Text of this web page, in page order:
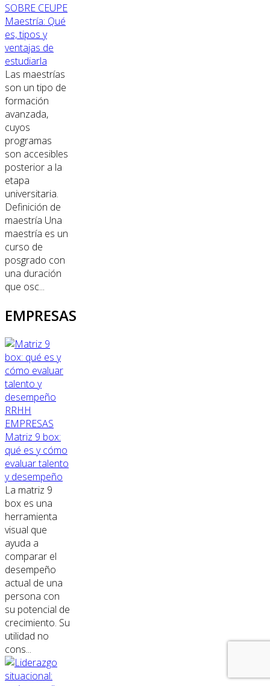
SOBRE CEUPE
Maestría: Qué
es, tipos y
ventajas de
estudiarla
Las maestrías
son un tipo de
formación
avanzada,
cuyos
programas
son accesibles
posterior a la
etapa
universitaria.
Definición de
maestría Una
maestría es un
curso de
posgrado con
una duración
que osc...
EMPRESAS
RRHH
EMPRESAS
Matriz 9 box:
qué es y cómo
evaluar talento
y desempeño
La matriz 9
box es una
herramienta
visual que
ayuda a
comparar el
desempeño
actual de una
persona con
su potencial de
crecimiento. Su
utilidad no
cons...